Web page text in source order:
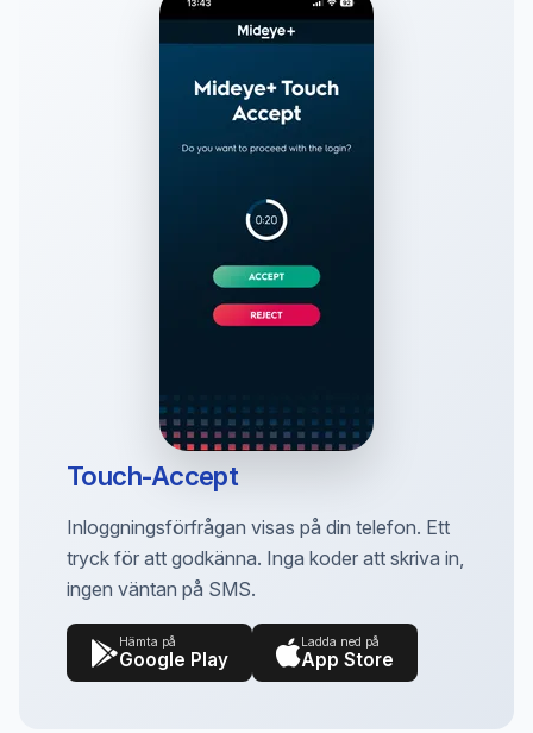
Touch-Accept
Inloggningsförfrågan visas på din telefon. Ett
tryck för att godkänna. Inga koder att skriva in,
ingen väntan på SMS.
Hämta på
Google Play
Ladda ned på
App Store